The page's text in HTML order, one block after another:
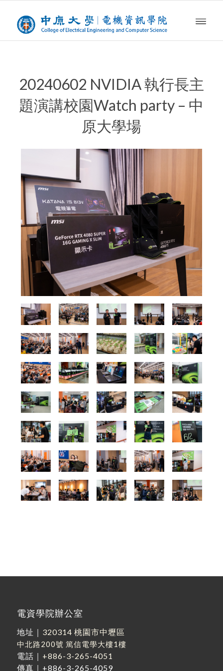
20240602 NVIDIA 執行長主
題演講校園Watch party – 中
原大學場
電資學院辦公室
地址｜ 320314 桃園市中壢區
中北路200號 篤信電學大樓1樓
電話｜ +886-3-265-4051
傳真｜+886-3-265-4059